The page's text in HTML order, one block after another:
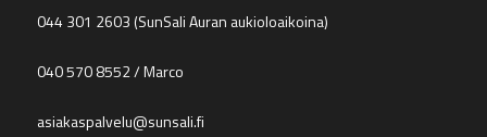
044 301 2603 (SunSali Auran aukioloaikoina)
040 570 8552/ Marco
asiakaspalvelu@sunsali.fi